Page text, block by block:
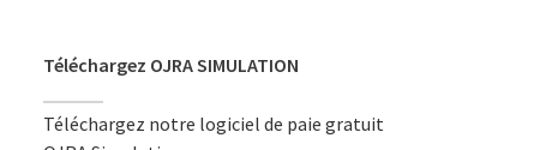
Téléchargez OJRA SIMULATION
Téléchargez notre logiciel de paie gratuit